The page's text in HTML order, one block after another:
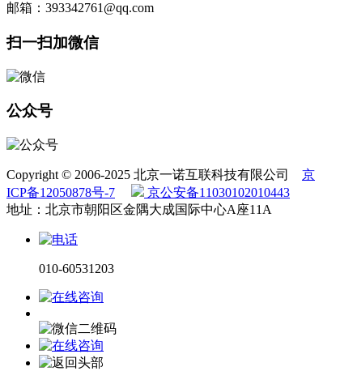
邮箱：393342761@qq.com
扫一扫加微信
公众号
Copyright © 2006-2025 北京一诺互联科技有限公司 京
ICP备12050878号-7
京公安备11030102010443
地址：北京市朝阳区金隅大成国际中心A座11A
010-60531203